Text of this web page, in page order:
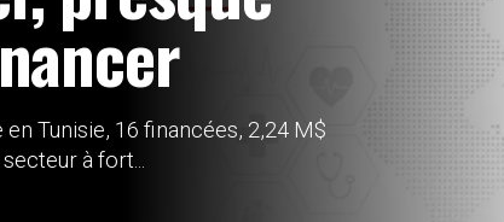
Tunisie, 16 financées, 2,24 M$
à fort...